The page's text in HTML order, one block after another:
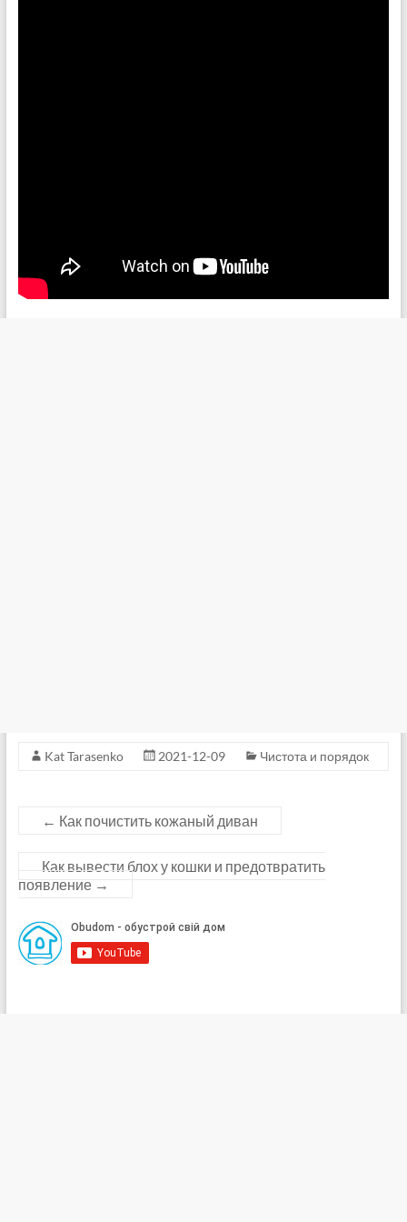
Kat Tarasenko 2021-12-09 Чистота и порядок
← Как почистить кожаный диван
Как вывести блох у кошки и предотвратить
появление →